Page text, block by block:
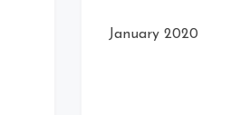
January 2020